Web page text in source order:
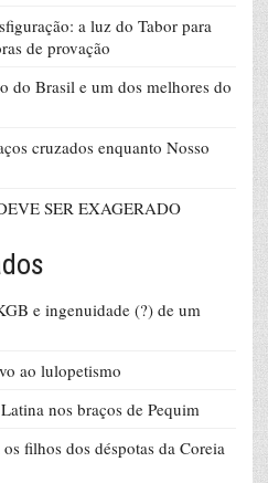
a luz do Tabor para
de provação
do Brasil e um dos melhores do
cruzados enquanto Nosso
SER EXAGERADO
e ingenuidade (?) de um
ao lulopetismo
nos braços de Pequim
filhos dos déspotas da Coreia